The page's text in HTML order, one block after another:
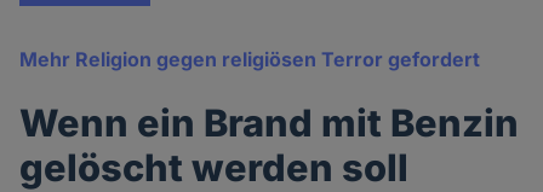
Mehr Religion gegen religiösen Terror gefordert
Wenn ein Brand mit Benzin
gelöscht werden soll